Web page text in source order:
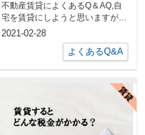
売却する際に『3,000万
特別控除』や『譲渡損
失の繰越控除』などの
特例は適用となります
か？
不動産賃貸によくあるQ＆AQ,自
宅を賃貸にしようと思いますが、
近い将来売却も考えています。売
2021-02-28
よくあるQ&A